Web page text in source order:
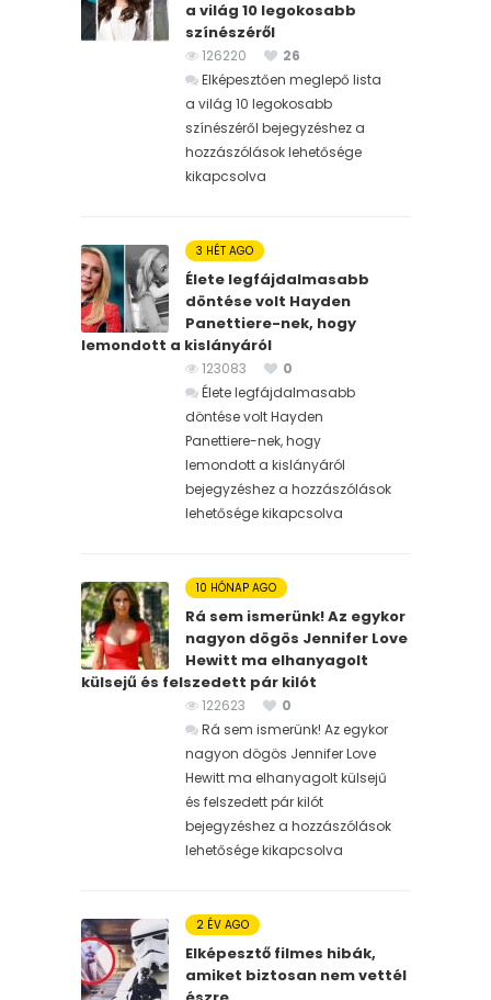
a világ 10 legokosabb
színészéről
126220
26
Elképesztően meglepő lista
a világ 10 legokosabb
színészéről bejegyzéshez a
hozzászólások lehetősége
kikapcsolva
3 HÉT AGO
Élete legfájdalmasabb
döntése volt Hayden
Panettiere-nek, hogy
lemondott a kislányáról
123083
0
Élete legfájdalmasabb
döntése volt Hayden
Panettiere-nek, hogy
lemondott a kislányáról
bejegyzéshez a hozzászólások
lehetősége kikapcsolva
10 HÓNAP AGO
Rá sem ismerünk! Az egykor
nagyon dögös Jennifer Love
Hewitt ma elhanyagolt
külsejű és felszedett pár kilót
122623
0
Rá sem ismerünk! Az egykor
nagyon dögös Jennifer Love
Hewitt ma elhanyagolt külsejű
és felszedett pár kilót
bejegyzéshez a hozzászólások
lehetősége kikapcsolva
2 ÉV AGO
Elképesztő filmes hibák,
amiket biztosan nem vettél